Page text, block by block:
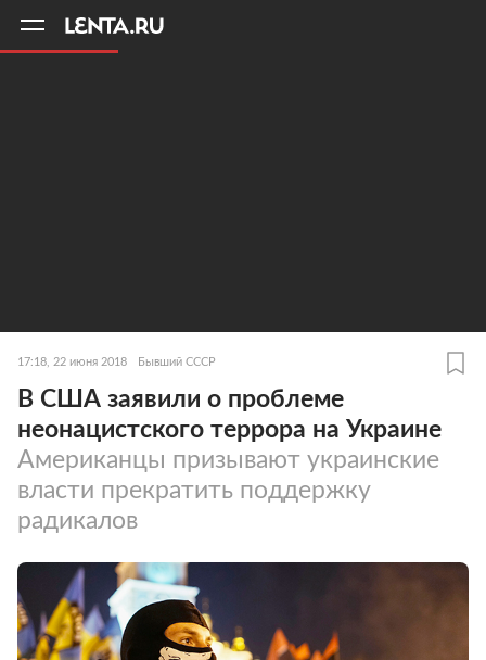
17:18, 22 июня 2018 Бывший СССР
В США заявили о проблеме
неонацистского террора на Украине
Американцы призывают украинские
власти прекратить поддержку
радикалов